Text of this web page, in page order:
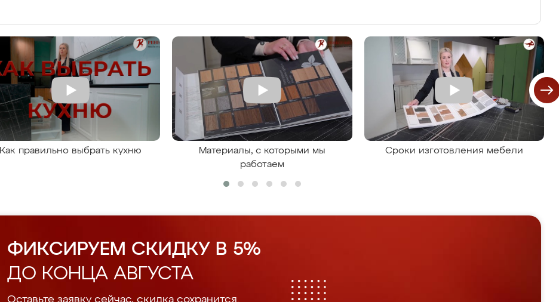
Как правильно выбрать кухню
Материалы, с которыми мы
работаем
Сроки изготовления мебели
ФИКСИРУЕМ СКИДКУ В 5%
ДО КОНЦА АВГУСТА
Оставьте заявку сейчас, скидка сохранится.